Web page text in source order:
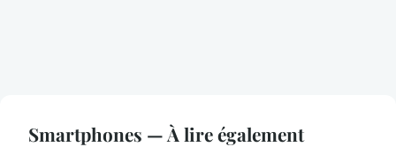
Smartphones — À lire également